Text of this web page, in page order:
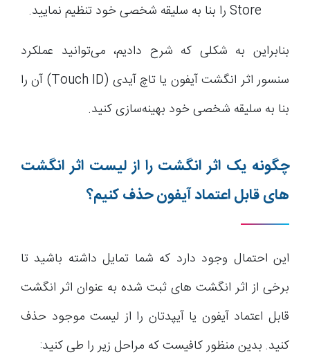
Store را بنا به سلیقه شخصی خود تنظیم نمایید.
بنابراین به شکلی که شرح دادیم، می‌توانید عملکرد
سنسور اثر انگشت آیفون یا تاچ آیدی (Touch ID) آن را
بنا به سلیقه شخصی خود بهینه‌سازی کنید.
چگونه یک اثر انگشت را از لیست اثر انگشت
های قابل اعتماد آیفون حذف کنیم؟
این احتمال وجود دارد که شما تمایل داشته باشید تا
برخی از اثر انگشت های ثبت شده به عنوان اثر انگشت
قابل اعتماد آیفون یا آیپدتان را از لیست موجود حذف
کنید. بدین منظور کافیست که مراحل زیر را طی کنید: